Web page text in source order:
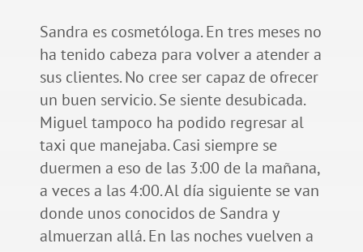
Sandra es cosmetóloga. En tres meses no
ha tenido cabeza para volver a atender a
sus clientes. No cree ser capaz de ofrecer
un buen servicio. Se siente desubicada.
Miguel tampoco ha podido regresar al
taxi que manejaba. Casi siempre se
duermen a eso de las 3:00 de la mañana,
a veces a las 4:00. Al día siguiente se van
donde unos conocidos de Sandra y
almuerzan allá. En las noches vuelven a